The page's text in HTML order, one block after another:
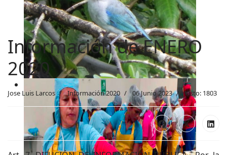
Información de ENERO
2020
Jose Luis Larcos Información 2020 06 Junio 2023 Visto: 1803